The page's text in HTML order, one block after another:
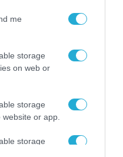
me
storage
on web or
storage
or app.
storage